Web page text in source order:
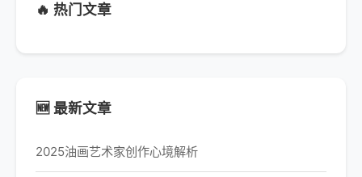
🔥 热门文章
🆕 最新文章
2025油画艺术家创作心境解析